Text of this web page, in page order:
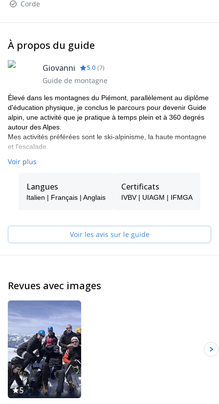
Corde
À propos du guide
Giovanni 5.0 (7)
Guide de montagne
Élevé dans les montagnes du Piémont, parallèlement au diplôme
d'éducation physique, je conclus le parcours pour devenir Guide
alpin, une activité que je pratique à temps plein et à 360 degrés
autour des Alpes.
Mes activités préférées sont le ski-alpinisme, la haute montagne
et l'escalade.
Voir plus
Langues
Italien | Français | Anglais
Certificats
IVBV | UIAGM | IFMGA
Voir les avis sur le guide
Revues avec images
5